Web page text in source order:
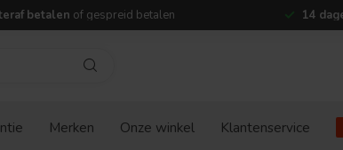
betalen of gespreid betalen 14
Merken Onze winkel Klantenservice